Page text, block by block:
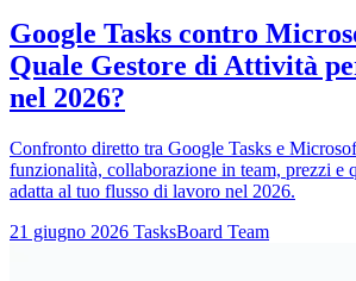
Google Tasks contro
Quale Gestore di Attività
nel 2026?
Confronto diretto tra Google Tasks e
funzionalità, collaborazione in team, prezzi e
adatta al tuo flusso di lavoro nel 2026.
21 giugno 2026 TasksBoard Team